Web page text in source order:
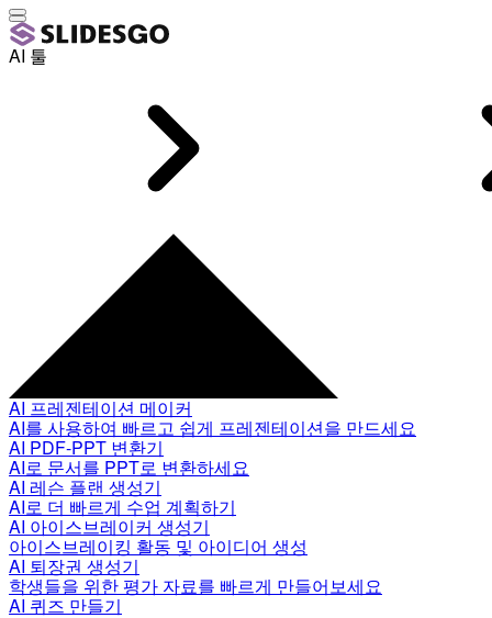
AI 툴
AI 프레젠테이션 메이커
AI를 사용하여 빠르고 쉽게 프레젠테이션을 만드세요
AI PDF-PPT 변환기
AI로 문서를 PPT로 변환하세요
AI 레슨 플랜 생성기
AI로 더 빠르게 수업 계획하기
AI 아이스브레이커 생성기
아이스브레이킹 활동 및 아이디어 생성
AI 퇴장권 생성기
학생들을 위한 평가 자료를 빠르게 만들어보세요
AI 퀴즈 만들기